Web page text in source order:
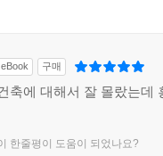
eBook 구매
축에 대해서 잘 몰랐는데
한줄평이 도움이 되었나요?